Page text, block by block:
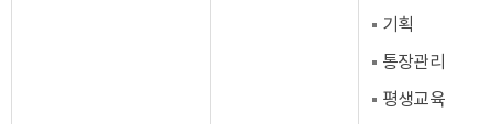
기획
통장관리
평생교육